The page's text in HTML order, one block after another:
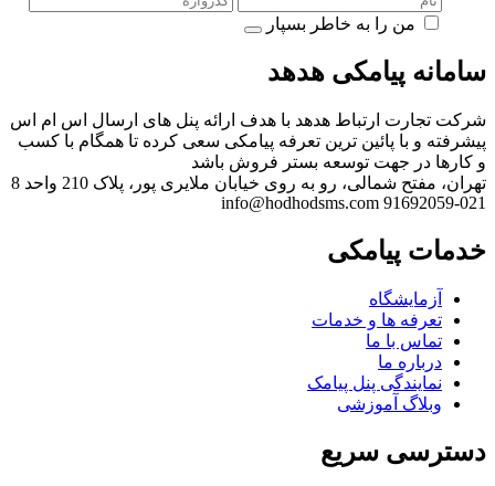
من را به خاطر بسپار
سامانه پیامکی هدهد
شرکت تجارت ارتباط هدهد با هدف ارائه پنل های ارسال اس ام اس
پیشرفته و با پائین ترین تعرفه پیامکی سعی کرده تا همگام با کسب
و کارها در جهت توسعه بستر فروش باشد
تهران، مفتح شمالی، رو به روی خیابان ملایری پور، پلاک 210 واحد 8
021-91692059
info@hodhodsms.com
خدمات پیامکی
آزمایشگاه
تعرفه ها و خدمات
تماس با ما
درباره ما
نمایندگی پنل پیامک
وبلاگ آموزشی
دسترسی سریع